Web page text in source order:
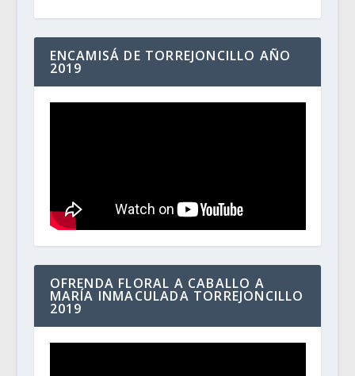
ENCAMISÁ DE TORREJONCILLO AÑO
2019
OFRENDA FLORAL A CABALLO A
MARÍA INMACULADA TORREJONCILLO
2019